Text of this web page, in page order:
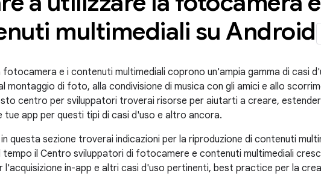
multimediali su Android
fotocamera e i contenuti multimediali coprono un'ampia gamma di casi
montaggio di foto, alla condivisione di musica con gli amici e allo
centro per sviluppatori troverai risorse per aiutarti a creare,
tue app per questi tipi di casi d'uso e altro ancora.
questa sezione troverai indicazioni per la riproduzione di contenuti
tempo il Centro sviluppatori di fotocamere e contenuti multimediali
l'acquisizione in-app e altri casi d'uso pertinenti, best practice per la